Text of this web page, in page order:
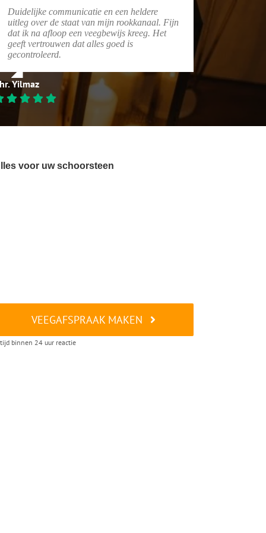
Duidelijke communicatie en een heldere
uitleg over de staat van mijn rookkanaal. Fijn
dat ik na afloop een veegbewijs kreeg. Het
geeft vertrouwen dat alles goed is
gecontroleerd.
Yilmaz
voor uw schoorsteen
VEEGAFSPRAAK MAKEN
binnen 24 uur reactie